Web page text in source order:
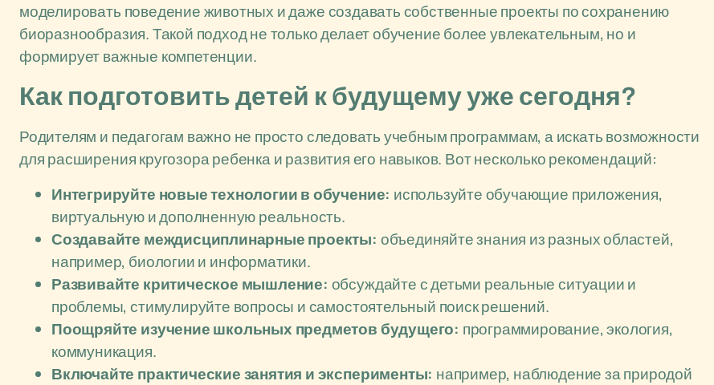
моделировать поведение животных и даже создавать собственные проекты по сохранению
биоразнообразия. Такой подход не только делает обучение более увлекательным, но и
формирует важные компетенции.
Как подготовить детей к будущему уже сегодня?
Родителям и педагогам важно не просто следовать учебным программам, а искать возможности
для расширения кругозора ребенка и развития его навыков. Вот несколько рекомендаций:
Интегрируйте новые технологии в обучение: используйте обучающие приложения,
виртуальную и дополненную реальность.
Создавайте междисциплинарные проекты: объединяйте знания из разных областей,
например, биологии и информатики.
Развивайте критическое мышление: обсуждайте с детьми реальные ситуации и
проблемы, стимулируйте вопросы и самостоятельный поиск решений.
Поощряйте изучение школьных предметов будущего: программирование, экология,
коммуникация.
Включайте практические занятия и эксперименты: например, наблюдение за природой